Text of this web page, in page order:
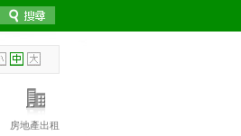
房地產出租